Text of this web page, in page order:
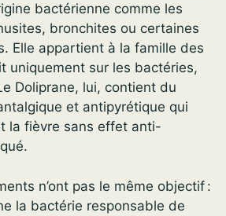
bactérienne comme les
bronchites ou certaines
Elle appartient à la famille des
uniquement sur les bactéries,
Doliprane, lui, contient du
et antipyrétique qui
la fièvre sans effet anti-
n’ont pas le même objectif :
la bactérie responsable de